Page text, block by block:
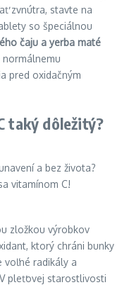
zvnútra, stavte na
so špeciálnou
čaju a yerba maté
normálnemu
pred oxidačným
taký dôležitý?
zložkou výrobkov
ktorý chráni bunky
voľné radikály a
pleťovej starostlivosti